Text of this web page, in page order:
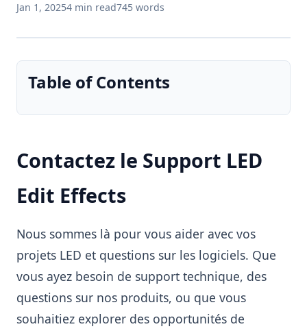
Jan 1, 20254 min read745 words
Table of Contents
Contactez le Support LED
Edit Effects
Nous sommes là pour vous aider avec vos
projets LED et questions sur les logiciels. Que
vous ayez besoin de support technique, des
questions sur nos produits, ou que vous
souhaitiez explorer des opportunités de